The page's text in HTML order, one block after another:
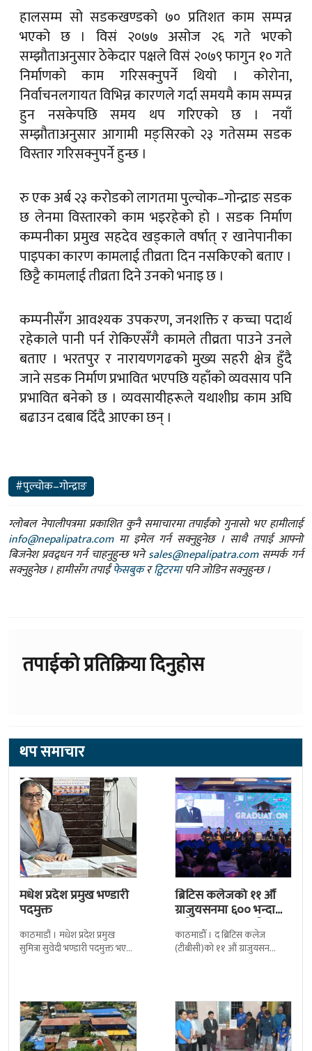
हालसम्म सो सडकखण्डको ७० प्रतिशत काम सम्पन्न
भएको छ । विसं २०७७ असोज २६ गते भएको
सम्झौताअनुसार ठेकेदार पक्षले विसं २०७९ फागुन १० गते
निर्माणको काम गरिसक्नुपर्ने थियो । कोरोना,
निर्वाचनलगायत विभिन्न कारणले गर्दा समयमै काम सम्पन्न
हुन नसकेपछि समय थप गरिएको छ । नयाँ
सम्झौताअनुसार आगामी मङ्सिरको २३ गतेसम्म सडक
विस्तार गरिसक्नुपर्ने हुन्छ ।
रु एक अर्ब २३ करोडको लागतमा पुल्चोक–गोन्द्राङ सडक
छ लेनमा विस्तारको काम भइरहेको हो । सडक निर्माण
कम्पनीका प्रमुख सहदेव खड्काले वर्षात् र खानेपानीका
पाइपका कारण कामलाई तीव्रता दिन नसकिएको बताए ।
छिट्टै कामलाई तीव्रता दिने उनको भनाइ छ ।
कम्पनीसँग आवश्यक उपकरण, जनशक्ति र कच्चा पदार्थ
रहेकाले पानी पर्न रोकिएसँगै कामले तीव्रता पाउने उनले
बताए । भरतपुर र नारायणगढको मुख्य सहरी क्षेत्र हुँदै
जाने सडक निर्माण प्रभावित भएपछि यहाँको व्यवसाय पनि
प्रभावित बनेको छ । व्यवसायीहरूले यथाशीघ्र काम अघि
बढाउन दबाब दिँदै आएका छन् ।
#पुल्चोक–गोन्द्राङ
ग्लोबल नेपालीपत्रमा प्रकाशित कुनै समाचारमा तपाईंको गुनासो भए हामीलाई
info@nepalipatra.comमा इमेल गर्न सक्नुहुनेछ । साथै तपाई आफ्नो
बिजनेश प्रवद्र्धन गर्न चाहनुहुन्छ भनेsales@nepalipatra.comसम्पर्क गर्न
सक्नुहुनेछ । हामीसँग तपाईंफेसबुकरट्विटरमापनि जोडिन सक्नुहुन्छ ।
तपाईको प्रतिक्रिया दिनुहोस
थप समाचार
मधेश प्रदेश प्रमुख भण्डारी
पदमुक्त
काठमाडौं । मधेश प्रदेश प्रमुख
सुमित्रा सुवेदी भण्डारी पदमुक्त भएकी
ब्रिटिस कलेजको ११ औँ
ग्राजुयसनमा ६०० भन्दा
बढी ग्राजुयट सम्मानित
काठमाडौँ । द ब्रिटिस कलेज
(टीबीसी)को ११ औं ग्राजुयसन